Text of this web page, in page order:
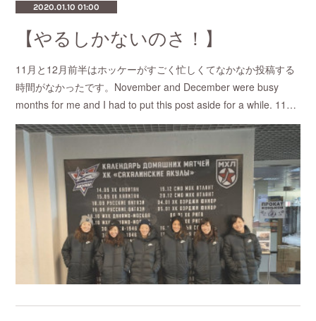
2020.01.10 01:00
【やるしかないのさ！】
11月と12月前半はホッケーがすごく忙しくてなかなか投稿する
時間がなかったです。November and December were busy
months for me and I had to put this post aside for a while. 11…